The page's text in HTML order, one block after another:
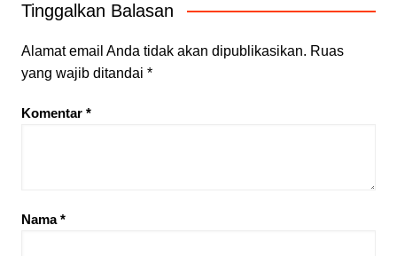
Tinggalkan Balasan
Alamat email Anda tidak akan dipublikasikan. Ruas
yang wajib ditandai *
Komentar *
Nama*